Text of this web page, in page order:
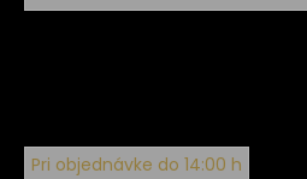
Pri objednávke do 14:00 h